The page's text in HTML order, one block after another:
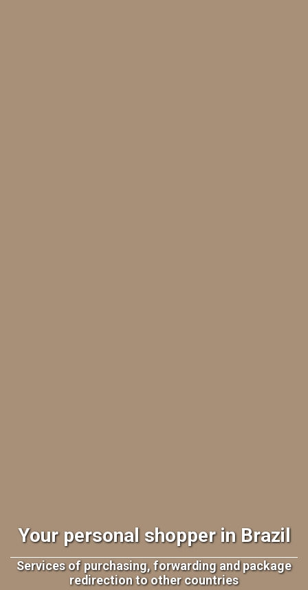
Your personal shopper in Brazil
Services of purchasing, forwarding and package
redirection to other countries